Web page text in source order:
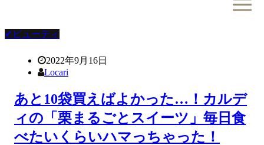
✔ビューティ
2022年9月16日
Locari
あと10袋買えばよかった…！カルデ
ィの「栗まるごとスイーツ」毎日食
べたいくらいハマっちゃった！